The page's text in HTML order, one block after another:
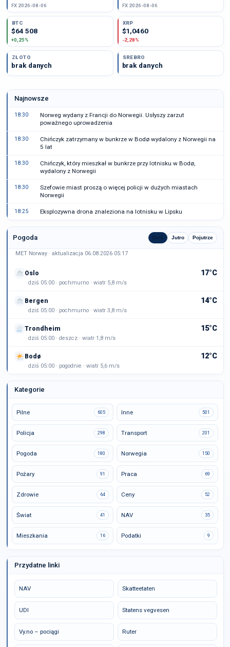
FX 2026-08-06 FX 2026-08-06
BTC
$64 508
+0,25%
XRP
$1,0460
-2,28%
ZŁOTO
brak danych
SREBRO
brak danych
Najnowsze
18:30
Norweg wydany z Francji do Norwegii. Usłyszy zarzut
poważnego uprowadzenia
18:30
Chińczyk zatrzymany w bunkrze w Bodø wydalony z Norwegii na
5 lat
18:30
Chińczyk, który mieszkał w bunkrze przy lotnisku w Bodø,
wydalony z Norwegii
18:30
Szefowie miast proszą o więcej policji w dużych miastach
Norwegii
18:25 Eksplozywna drona znaleziona na lotnisku w Lipsku
Pogoda Dziś Jutro Pojutrze
MET Norway · aktualizacja 06.08.2026 05:17
Oslo 17°C
dziś 05:00 · pochmurno · wiatr 5,8 m/s
Bergen 14°C
dziś 05:00 · pochmurno · wiatr 3,8 m/s
Trondheim 15°C
dziś 05:00 · deszcz · wiatr 1,8 m/s
Bodø 12°C
dziś 05:00 · pogodnie · wiatr 5,6 m/s
Kategorie
Pilne 605 Inne 501
Policja 298 Transport 201
Pogoda 180 Norwegia 150
Pożary 91 Praca 69
Zdrowie 64 Ceny 52
Świat 41 NAV 35
Mieszkania 16 Podatki 9
Przydatne linki
NAV Skatteetaten
UDI Statens vegvesen
Vy.no – pociągi Ruter